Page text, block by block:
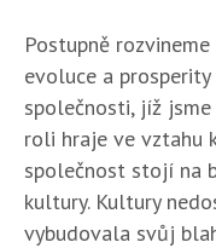
Postupně
evoluce a
společnosti, jíž
roli hraje ve vztahu
společnost stojí na
kultury. Kultury
vybudovala svůj